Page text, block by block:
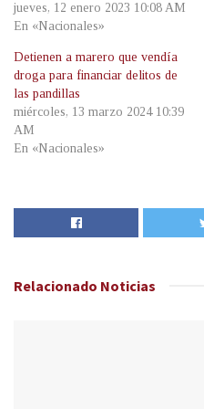
jueves, 12 enero 2023 10:08 AM
En «Nacionales»
Detienen a marero que vendía
droga para financiar delitos de
las pandillas
miércoles, 13 marzo 2024 10:39
AM
En «Nacionales»
Relacionado Noticias